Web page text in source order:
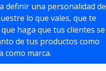
definir una personalidad de
lo que vales, que te
haga que tus clientes se
de tus productos como
como marca.